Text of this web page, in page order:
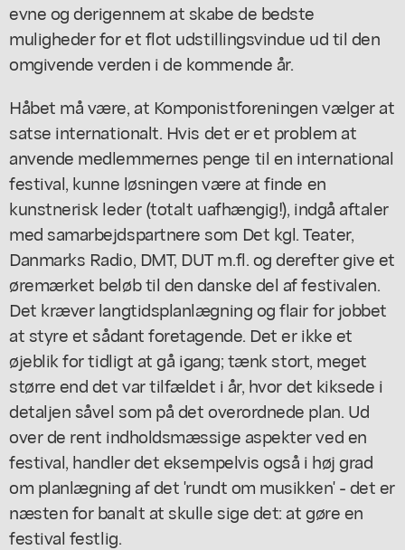
evne og derigennem at skabe de bedste
muligheder for et flot udstillingsvindue ud til den
omgivende verden i de kommende år.
Håbet må være, at Komponistforeningen vælger at
satse internationalt. Hvis det er et problem at
anvende medlemmernes penge til en international
festival, kunne løsningen være at finde en
kunstnerisk leder (totalt uafhængig!), indgå aftaler
med samarbejdspartnere som Det kgl. Teater,
Danmarks Radio, DMT, DUT m.fl. og derefter give et
øremærket beløb til den danske del af festivalen.
Det kræver langtidsplanlægning og flair for jobbet
at styre et sådant foretagende. Det er ikke et
øjeblik for tidligt at gå igang; tænk stort, meget
større end det var tilfældet i år, hvor det kiksede i
detaljen såvel som på det overordnede plan. Ud
over de rent indholdsmæssige aspekter ved en
festival, handler det eksempelvis også i høj grad
om planlægning af det 'rundt om musikken' - det er
næsten for banalt at skulle sige det: at gøre en
festival festlig.